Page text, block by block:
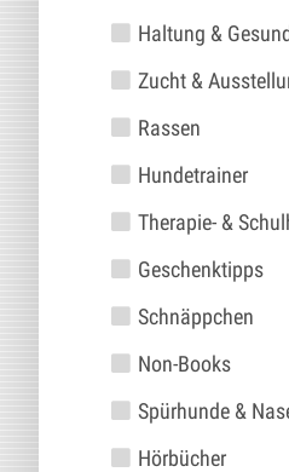
Haltung &
Zucht &
Rassen
Hundetrainer
Therapie- &
Geschenktipps
Schnäppchen
Non-Books
Spürhunde &
Hörbücher